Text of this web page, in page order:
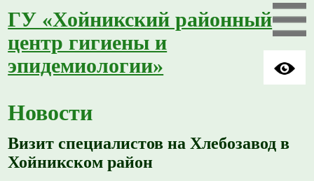
ГУ «Хойникский районный
центр гигиены и
эпидемиологии»
Новости
Визит специалистов на Хлебозавод в
Хойникском район